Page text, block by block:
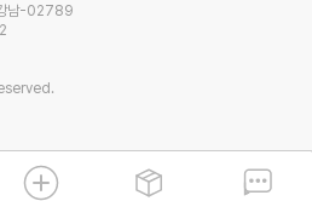
강남-02789